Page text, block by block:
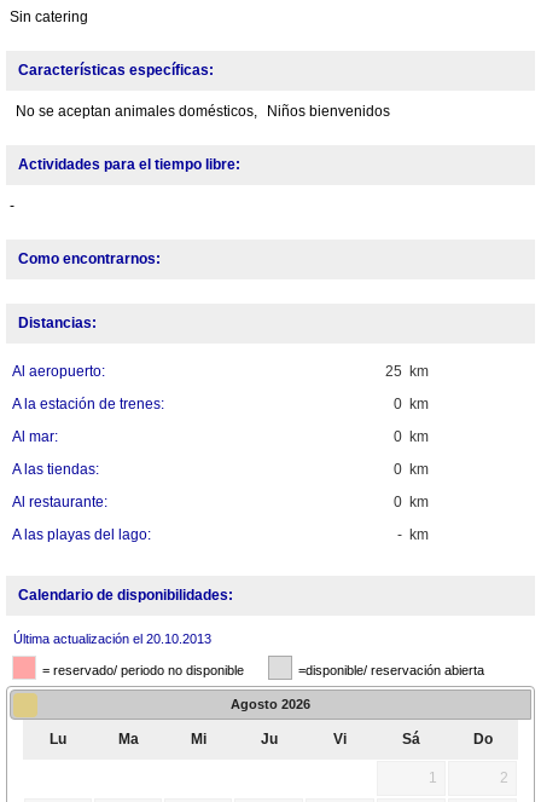
Sin catering
Características específicas:
No se aceptan animales domésticos, Niños bienvenidos
Actividades para el tiempo libre:
-
Como encontrarnos:
Distancias:
25 km
Al aeropuerto:
0 km
A la estación de trenes:
0 km
Al mar:
0 km
A las tiendas:
0 km
Al restaurante:
- km
A las playas del lago:
Calendario de disponibilidades:
Última actualización el 20.10.2013
= reservado/ periodo no disponible =disponible/ reservación abierta
Agosto 2026
Lu Ma Mi Ju Vi Sá Do
1 2